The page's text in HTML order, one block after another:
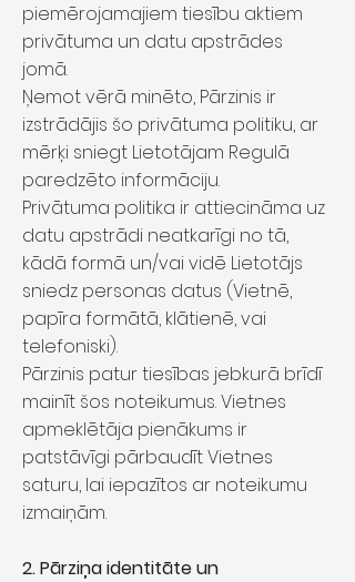
piemērojamajiem tiesību aktiem
privātuma un datu apstrādes
jomā.
Ņemot vērā minēto, Pārzinis ir
izstrādājis šo privātuma politiku, ar
mērķi sniegt Lietotājam Regulā
paredzēto informāciju.
Privātuma politika ir attiecināma uz
datu apstrādi neatkarīgi no tā,
kādā formā un/vai vidē Lietotājs
sniedz personas datus (Vietnē,
papīra formātā, klātienē, vai
telefoniski).
Pārzinis patur tiesības jebkurā brīdī
mainīt šos noteikumus. Vietnes
apmeklētāja pienākums ir
patstāvīgi pārbaudīt Vietnes
saturu, lai iepazītos ar noteikumu
izmaiņām.
2. Pārziņa identitāte un